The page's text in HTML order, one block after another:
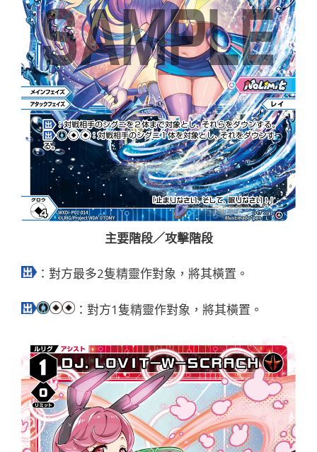
主要階段／攻擊階段
：對方最多2隻精靈作對象，將其橫置。
：對方1隻精靈作對象，將其橫置。